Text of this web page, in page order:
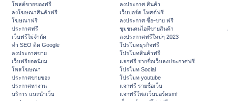
โพสต์ขายของฟรี
ลงโฆษณาสินค้าฟรี
โฆษณาฟรี
ประกาศฟรี
เว็บฟรีไม่จำกัด
ทำ SEO ติด Google
ลงประกาศขาย
เว็บฟรียอดนิยม
โพสโฆษณา
ประกาศขายของ
ประกาศหางาน
บริการ แนะนำเว็บ
ลงประกาศ สินค้า
เว็บบอร์ด โพสต์ฟรี
ลงประกาศ ซื้อ-ขาย ฟรี
ชุมชนคนไอทีขายสินค้า
ลงประกาศฟรีใหม่ๆ 2023
โปรโมทธุรกิจฟรี
โปรโมทสินค้าฟรี
แจกฟรี รายชื่อเว็บลงประกาศฟรี
โปรโมท Social
โปรโมท youtube
แจกฟรี รายชื่อเว็บ
แจกฟรีโพสเว็บบอร์ดsmf